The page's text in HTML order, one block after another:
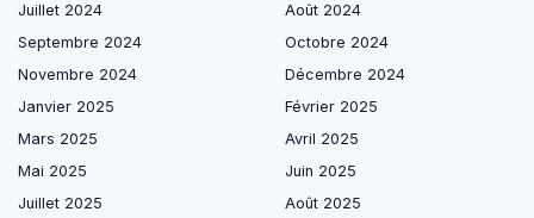
Juillet 2024
Août 2024
Septembre 2024
Octobre 2024
Novembre 2024
Décembre 2024
Janvier 2025
Février 2025
Mars 2025
Avril 2025
Mai 2025
Juin 2025
Juillet 2025
Août 2025